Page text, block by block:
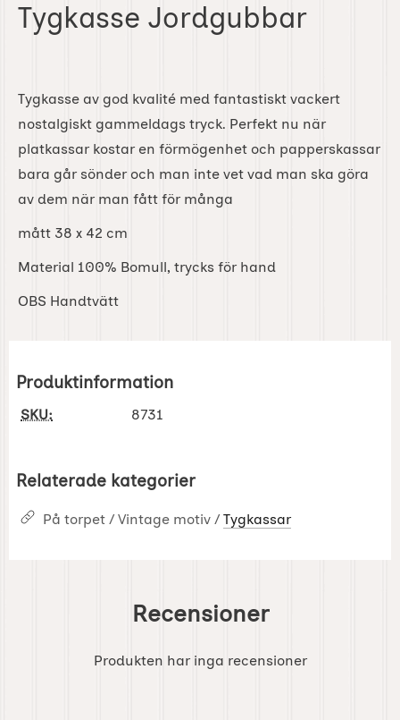
Tygkasse Jordgubbar
Tygkasse av god kvalité med fantastiskt vackert
nostalgiskt gammeldags tryck. Perfekt nu när
platkassar kostar en förmögenhet och papperskassar
bara går sönder och man inte vet vad man ska göra
av dem när man fått för många
mått 38 x 42 cm
Material 100% Bomull, trycks för hand
OBS Handtvätt
Produktinformation
SKU: 8731
Relaterade kategorier
På torpet / Vintage motiv / Tygkassar
Recensioner
Produkten har inga recensioner